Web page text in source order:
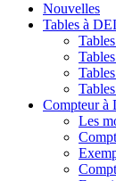
Nouvelles
Tables à
Compteur à
Les